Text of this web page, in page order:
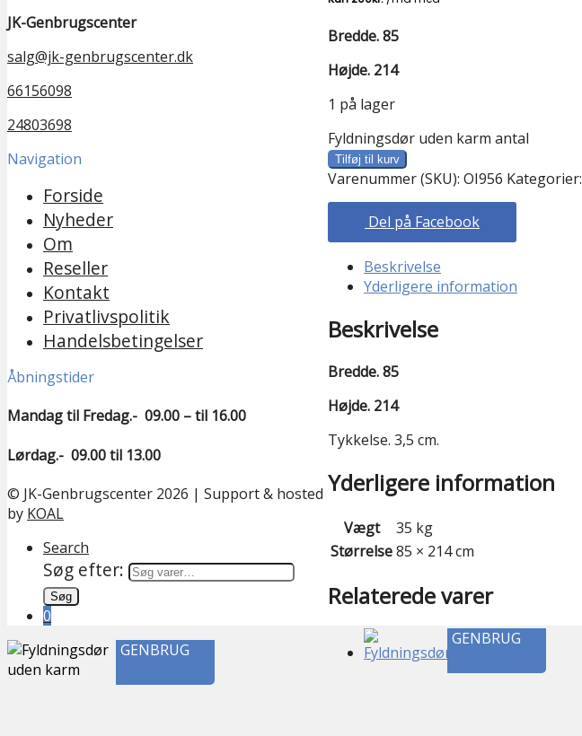
Bredde. 85
Højde. 214
1 på lager
Fyldningsdør uden karm antal
Tilføj til kurv
Varenummer (SKU): OI956 Kategorier:
Del på Facebook
Beskrivelse
Yderligere information
Beskrivelse
Bredde. 85
Højde. 214
Tykkelse. 3,5 cm.
Yderligere information
Vægt
35 kg
Størrelse85 × 214 cm
Relaterede varer
GENBRUG
JK-Genbrugscenter
salg@jk-genbrugscenter.dk
66156098
24803698
Navigation
Forside
Nyheder
Om
Reseller
Kontakt
Privatlivspolitik
Handelsbetingelser
Åbningstider
Mandag til Fredag.- 09.00 – til 16.00
Lørdag.- 09.00 til 13.00
© JK-Genbrugscenter 2026 | Support & hosted
by KOAL
Search
Søg efter:
Søg
0
GENBRUG